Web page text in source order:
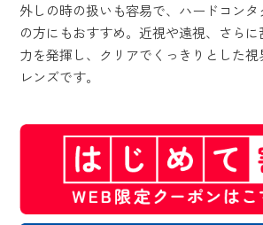
外しの時の扱いも容易で、ハードコン
の方にもおすすめ。近視や遠視、さら
力を発揮し、クリアでくっきりとした
レンズです。